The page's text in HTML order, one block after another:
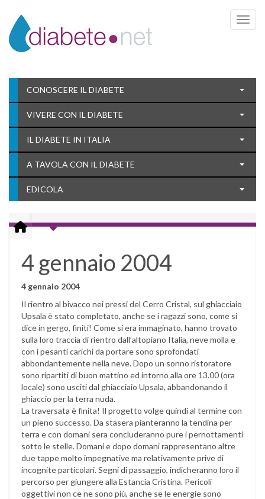
Toggle
CONOSCERE IL DIABETE
VIVERE CON IL DIABETE
IL DIABETE IN ITALIA
A TAVOLA CON IL DIABETE
EDICOLA
4 gennaio 2004
4 gennaio 2004
Il rientro al bivacco nei pressi del Cerro Cristal, sul ghiacciaio
Upsala è stato completato, anche se i ragazzi sono, come si
dice in gergo, finiti! Come si era immaginato, hanno trovato
sulla loro traccia di rientro dall’altopiano Italia, neve molla e
con i pesanti carichi da portare sono sprofondati
abbondantemente nella neve. Dopo un sonno ristoratore
sono ripartiti di buon mattino ed intorno alla ore 13.00 (ora
locale) sono usciti dal ghiacciaio Upsala, abbandonando il
ghiaccio per la terra nuda.
La traversata è finita! Il progetto volge quindi al termine con
un pieno successo. Da stasera pianteranno la tendina per
terra e con domani sera concluderanno pure i pernottamenti
sotto le stelle. Domani e dopo domani rappresentano altre
due tappe molto impegnative ma relativamente prive di
incognite particolari. Segni di passaggio, indicheranno loro il
percorso per giungere alla Estancia Cristina. Pericoli
oggettivi non ce ne sono più, anche se le energie sono